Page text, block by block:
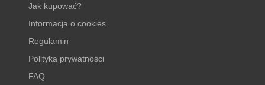
Jak kupować?
Informacja o cookies
Regulamin
Polityka prywatności
FAQ